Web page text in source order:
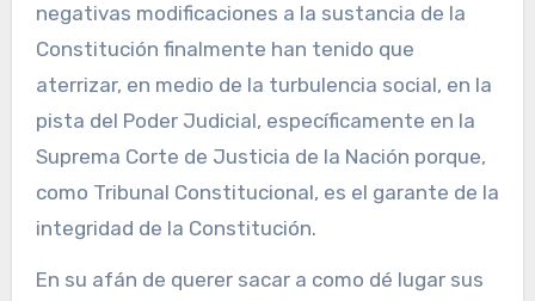
negativas modificaciones a la sustancia de la
Constitución finalmente han tenido que
aterrizar, en medio de la turbulencia social, en la
pista del Poder Judicial, específicamente en la
Suprema Corte de Justicia de la Nación porque,
como Tribunal Constitucional, es el garante de la
integridad de la Constitución.
En su afán de querer sacar a como dé lugar sus